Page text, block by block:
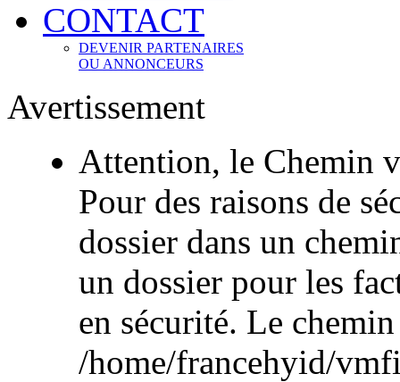
CONTACT
DEVENIR PARTENAIRES
OU ANNONCEURS
Avertissement
Attention, le Chemin
Pour des raisons de
dossier dans un
un dossier pour les
en sécurité. Le
/home/francehyid/